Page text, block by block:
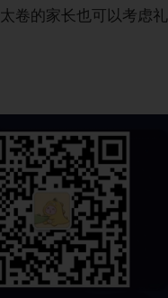
卷的家长也可以考虑礼